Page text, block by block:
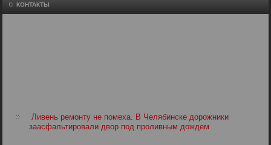
КОНТАКТЫ
Ливень ремонту не помеха. В Челябинске дорожники
заасфальтировали двор под проливным дождем